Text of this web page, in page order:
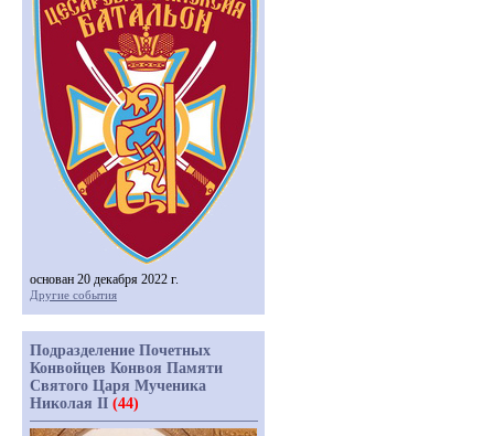
основан 20 декабря 2022 г.
Другие события
Подразделение Почетных
Конвойцев Конвоя Памяти
Святого Царя Мученика
Николая II (44)